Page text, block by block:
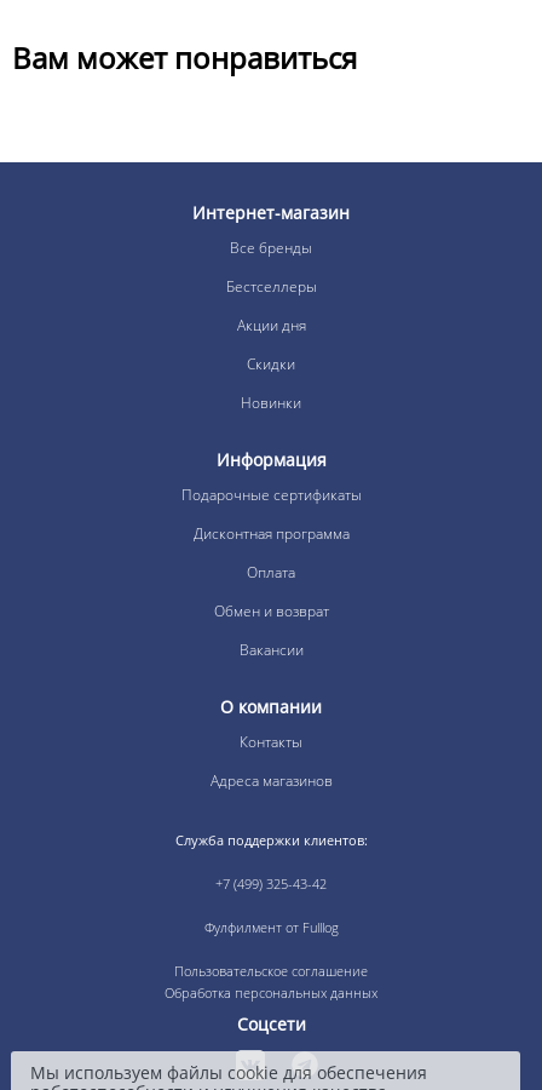
Вам может понравиться
Интернет-магазин
Все бренды
Бестселлеры
Акции дня
Скидки
Новинки
Информация
Подарочные сертификаты
Дисконтная программа
Оплата
Обмен и возврат
Вакансии
О компании
Контакты
Адреса магазинов
Служба поддержки клиентов:
+7 (499) 325-43-42
Фулфилмент от Fulllog
Пользовательское соглашение
Обработка персональных данных
Соцсети
Мы используем файлы cookie для обеспечения